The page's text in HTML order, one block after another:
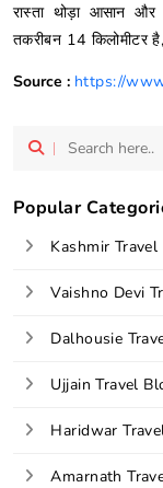
रास्ता थोड़ा आसान
तकरीबन 14 किलोमीटर
Source : https://
Popular
Kashmir
Vaishno Devi
Dalhousie
Ujjain Travel
Haridwar
Amarnath